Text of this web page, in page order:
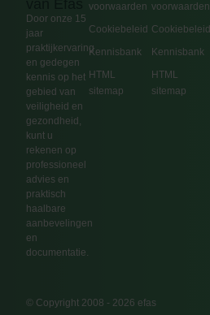
Door onze 15
jaar
praktijkervaring
en gedegen
kennis op het
gebied van
veiligheid en
gezondheid,
kunt u
rekenen op
professioneel
advies en
praktisch
haalbare
aanbevelingen
en
documentatie.
voorwaarden
Cookiebeleid
Kennisbank
HTML
sitemap
voorwaarden
Cookiebeleid
Kennisbank
HTML
sitemap
© Copyright 2008 - 2026 efas